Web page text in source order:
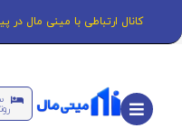
کانال ارتباطی با مینی مال در